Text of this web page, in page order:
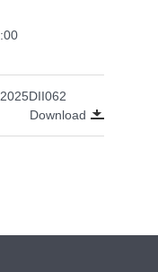
Download